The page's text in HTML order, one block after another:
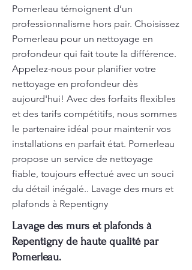
Pomerleau témoignent d’un
professionnalisme hors pair. Choisissez
Pomerleau pour un nettoyage en
profondeur qui fait toute la différence.
Appelez-nous pour planifier votre
nettoyage en profondeur dès
aujourd'hui! Avec des forfaits flexibles
et des tarifs compétitifs, nous sommes
le partenaire idéal pour maintenir vos
installations en parfait état. Pomerleau
propose un service de nettoyage
fiable, toujours effectué avec un souci
du détail inégalé.. Lavage des murs et
plafonds à Repentigny
Lavage des murs et plafonds à
Repentigny de haute qualité par
Pomerleau.